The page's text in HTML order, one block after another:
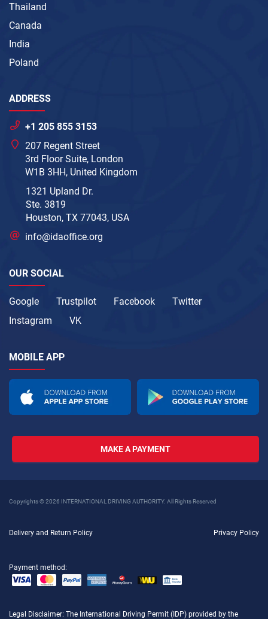
Thailand
Canada
India
Poland
ADDRESS
+1 205 855 3153
207 Regent Street
3rd Floor Suite, London
W1B 3HH, United Kingdom
1321 Upland Dr.
Ste. 3819
Houston, TX 77043, USA
info@idaoffice.org
OUR SOCIAL
Google Trustpilot Facebook
Twitter
Instagram
VK
MOBILE APP
MAKE A PAYMENT
Copyrights © 2026 INTERNATIONAL DRIVING AUTHORITY. All Rights Reserved
Delivery and Return Policy Privacy Policy
Payment method:
Legal Disclaimer: The International Driving Permit (IDP) provided by the